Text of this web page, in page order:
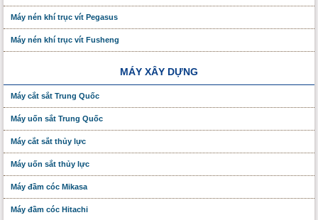
Máy nén khí trục vít Pegasus
Máy nén khí trục vít Fusheng
MÁY XÂY DỰNG
Máy cắt sắt Trung Quốc
Máy uốn sắt Trung Quốc
Máy cắt sắt thủy lực
Máy uốn sắt thủy lực
Máy đầm cóc Mikasa
Máy đầm cóc Hitachi